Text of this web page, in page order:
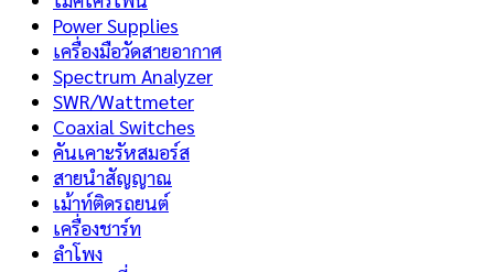
Power Supplies
เครื่องมือวัดสายอากาศ
Spectrum Analyzer
SWR/Wattmeter
Coaxial Switches
คันเคาะรัหสมอร์ส
สายนำสัญญาณ
เม้าท์ติดรถยนต์
เครื่องชาร์ท
ลำโพง